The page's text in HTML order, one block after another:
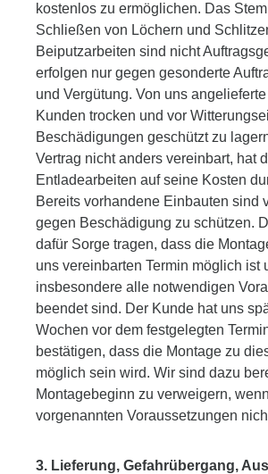
kostenlos zu ermöglichen. Das
Schließen von Löchern und
Beiputzarbeiten sind nicht
erfolgen nur gegen gesonderte
und Vergütung. Von uns
Kunden trocken und vor
Beschädigungen geschützt zu
Vertrag nicht anders vereinbart, hat
Entladearbeiten auf seine Kosten
Bereits vorhandene Einbauten sind
gegen Beschädigung zu schützen.
dafür Sorge tragen, dass die
uns vereinbarten Termin möglich ist
insbesondere alle notwendigen
beendet sind. Der Kunde hat uns
Wochen vor dem festgelegten
bestätigen, dass die Montage zu
möglich sein wird. Wir sind dazu
Montagebeginn zu verweigern,
vorgenannten Voraussetzungen
3. Lieferung, Gefahrübergang,